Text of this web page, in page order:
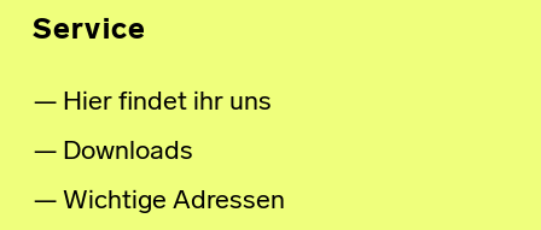
Service
Hier findet ihr uns
Downloads
Wichtige Adressen